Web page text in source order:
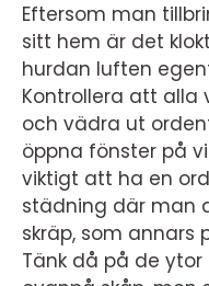
Eftersom man
sitt hem är det
hurdan luften
Kontrollera att alla
och vädra ut
öppna fönster på
viktigt att ha en
städning där man
skräp, som annars
Tänk då på de